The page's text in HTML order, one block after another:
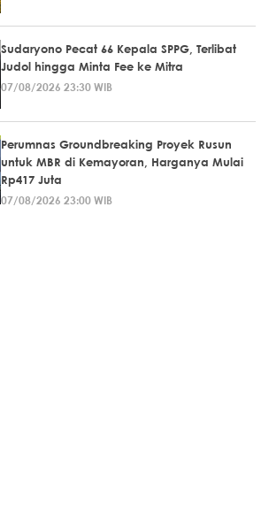
Sudaryono Pecat 66 Kepala SPPG, Terlibat
Judol hingga Minta Fee ke Mitra
07/08/2026 23:30 WIB
Perumnas Groundbreaking Proyek Rusun
untuk MBR di Kemayoran, Harganya Mulai
Rp417 Juta
07/08/2026 23:00 WIB